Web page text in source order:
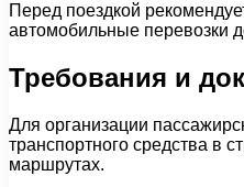
Перед поездкой
автомобильные перевозки
Требования и
Для организации
транспортного средства в
маршрутах.